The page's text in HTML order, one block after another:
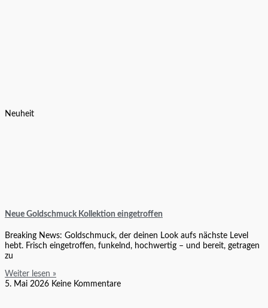
Neuheit
Neue Goldschmuck Kollektion eingetroffen
Breaking News: Goldschmuck, der deinen Look aufs nächste Level
hebt. Frisch eingetroffen, funkelnd, hochwertig – und bereit, getragen
zu
Weiter lesen »
5. Mai 2026 Keine Kommentare